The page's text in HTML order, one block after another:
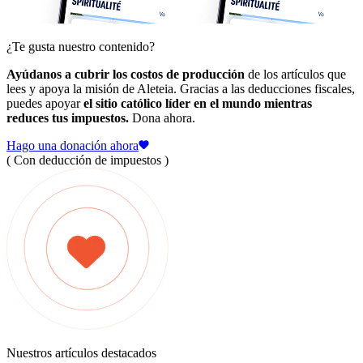
¿Te gusta nuestro contenido?
Ayúdanos a cubrir los costos de producción de los artículos que
lees y apoya la misión de Aleteia. Gracias a las deducciones fiscales,
puedes apoyarel sitio católico líder en el mundo mientras
reduces tus impuestos. Dona ahora.
Hago una donación ahora
( Con deducción de impuestos )
Nuestros artículos destacados